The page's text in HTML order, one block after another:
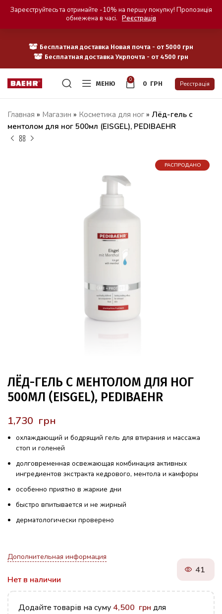
Бесплатная доставка Новая почта - от 5000 грн
Бесплатная доставка Укрпочта - от 4500 грн
МЕНЮ
0
0 ГРН Реєстрація
Главная » Магазин » Косметика для ног » Лёд-гель с
ментолом для ног 500мл (EISGEL), PEDIBAEHR
РАСПРОДАНО
ЛЁД-ГЕЛЬ С МЕНТОЛОМ ДЛЯ НОГ
500МЛ (EISGEL), PEDIBAEHR
грн
охлаждающий и бодрящий гель для втирания и массажа
стоп и голеней
долговременная освежающая комбинация активных
ингредиентов экстракта кедрового, ментола и камфоры
особенно приятно в жаркие дни
быстро впитывается и не жирный
дерматологически проверено
Дополнительная информация
Нет в наличии
41
Додайте товарів на суму 4,500 грн для
Зареєструйтесь та отримайте -10% на першу покупку! Пропозиція
обмежена в часі. Реєстрація